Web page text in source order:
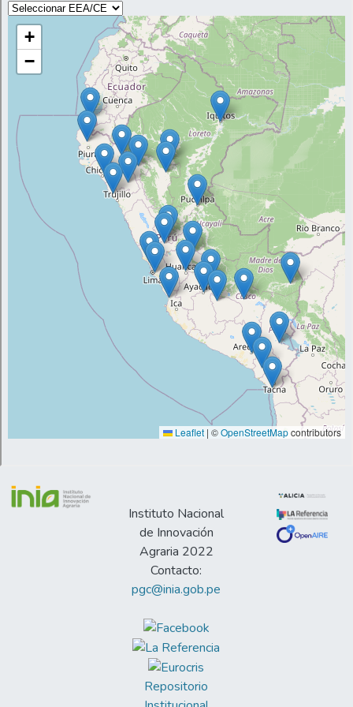
manejo agronómico del cultivo de palto
Instituto Nacional
de Innovación
Agraria 2022
Contacto:
pgc@inia.gob.pe
Repositorio